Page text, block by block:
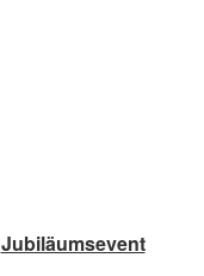
Jubiläumsevent